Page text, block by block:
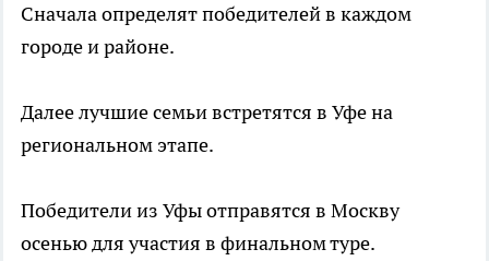
Сначала определят победителей в каждом
городе и районе.
Далее лучшие семьи встретятся в Уфе на
региональном этапе.
Победители из Уфы отправятся в Москву
осенью для участия в финальном туре.